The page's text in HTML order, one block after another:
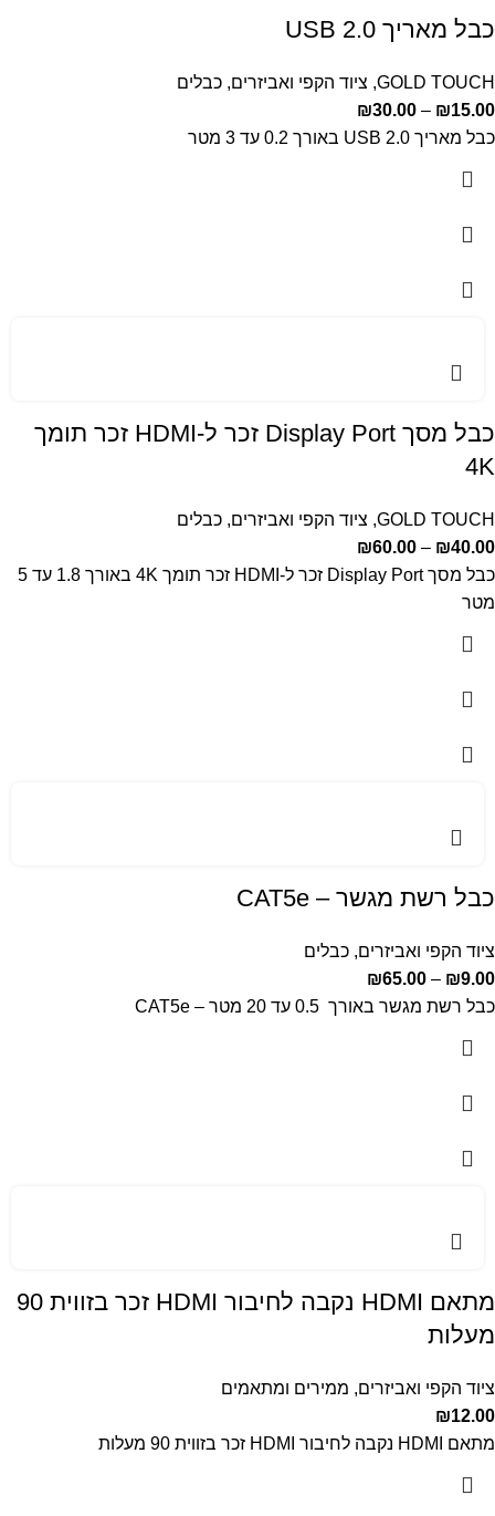
כבל מאריך USB 2.0
GOLD TOUCH
, ציוד הקפי ואביזרים, כבלים
₪15.00
–
₪30.00
כבל מאריך USB 2.0 באורך 0.2 עד 3 מטר
כבל מסך Display Port זכר ל-HDMI זכר תומך
4K
GOLD TOUCH
, ציוד הקפי ואביזרים, כבלים
₪40.00
–
₪60.00
כבל מסך Display Port זכר ל-HDMI זכר תומך 4K באורך 1.8 עד 5
מטר
כבל רשת מגשר – CAT5e
ציוד הקפי ואביזרים, כבלים
₪9.00
–
₪65.00
כבל רשת מגשר באורך 0.5 עד 20 מטר – CAT5e
מתאם HDMI נקבה לחיבור HDMI זכר בזווית 90
מעלות
ציוד הקפי ואביזרים, ממירים ומתאמים
₪12.00
מתאם HDMI נקבה לחיבור HDMI זכר בזווית 90 מעלות